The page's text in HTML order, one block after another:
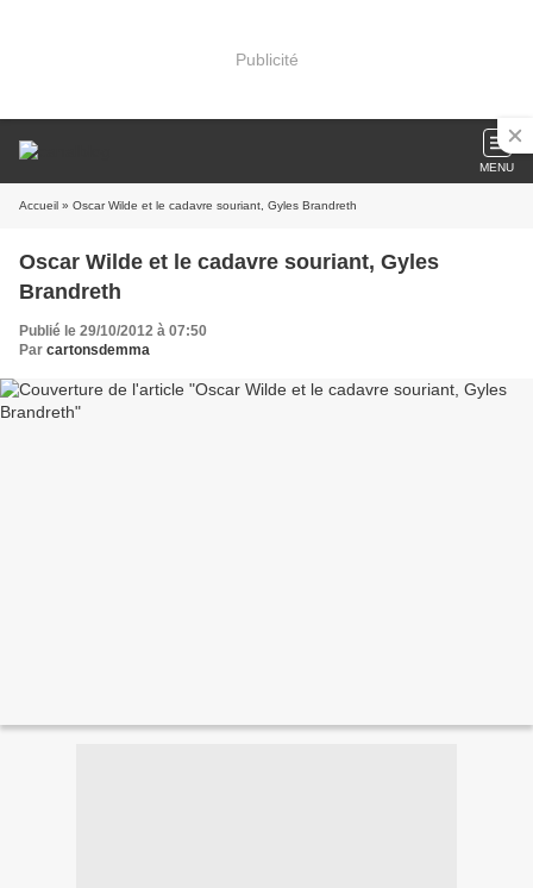
Publicité
MENU
Accueil » Oscar Wilde et le cadavre souriant, Gyles Brandreth
Oscar Wilde et le cadavre souriant, Gyles
Brandreth
Publié le 29/10/2012 à 07:50
Par cartonsdemma